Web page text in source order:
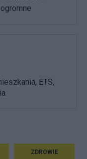
ETS,
ZDROWIE